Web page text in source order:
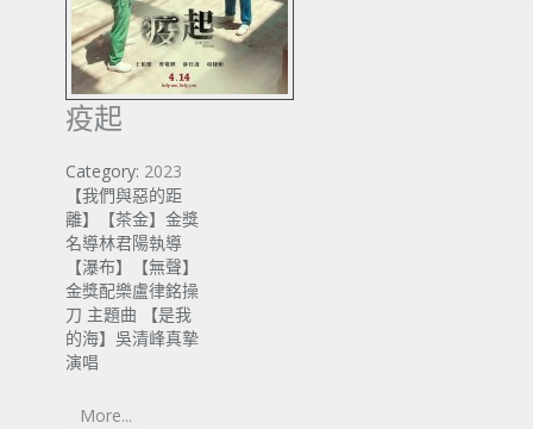
疫起
Category: 2023
【我們與惡的距
離】【茶金】金獎
名導林君陽執導
【瀑布】【無聲】
金獎配樂盧律銘操
刀 主題曲 【是我
的海】吳清峰真摯
演唱
More...